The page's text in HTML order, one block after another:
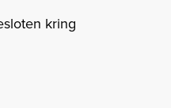
kring